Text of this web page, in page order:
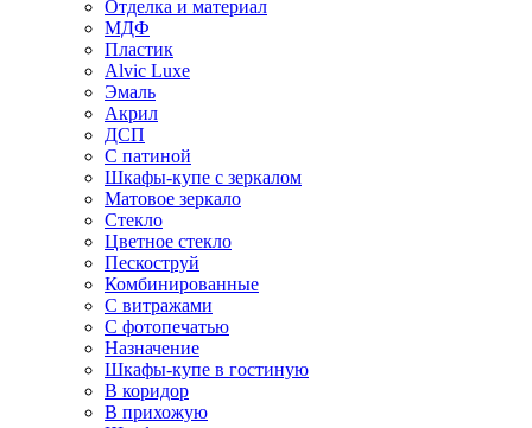
Отделка и материал
МДФ
Пластик
Alvic Luxe
Эмаль
Акрил
ДСП
С патиной
Шкафы-купе с зеркалом
Матовое зеркало
Стекло
Цветное стекло
Пескоструй
Комбинированные
С витражами
С фотопечатью
Назначение
Шкафы-купе в гостиную
В коридор
В прихожую